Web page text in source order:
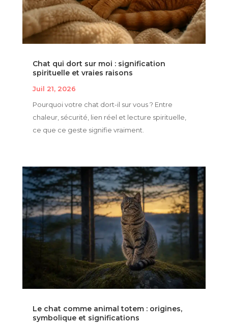
Chat qui dort sur moi : signification
spirituelle et vraies raisons
Juil 21, 2026
Pourquoi votre chat dort-il sur vous ? Entre
chaleur, sécurité, lien réel et lecture spirituelle,
ce que ce geste signifie vraiment.
Le chat comme animal totem : origines,
symbolique et significations